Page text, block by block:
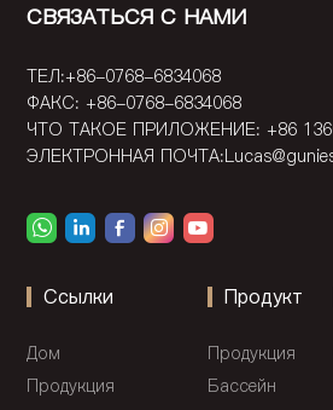
СВЯЗАТЬСЯ С НАМИ
ТЕЛ:+86-0768-6834068
ФАКС: +86-0768-6834068
ЧТО ТАКОЕ ПРИЛОЖЕНИЕ: +86
ЭЛЕКТРОННАЯ ПОЧТА:
Ссылки
Дом
Продукция
Продукт
Продукция
Бассейн